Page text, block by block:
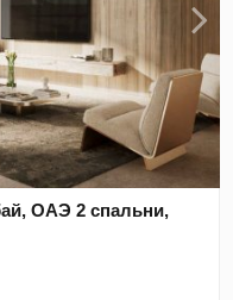
ОАЭ 2 спальни,